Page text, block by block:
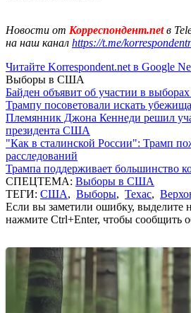
Новости от Корреспондент.netв
на наш канал https://t.me/
Читайте Korrespondent.net в Google
Выборы в США
Байден объявит об участии в
Трампу посоветовали искать
Племянник Джона Кеннеди решил
президента США
"Как в сталинской России": Трамп
расследований
Трампа поддерживает большинство
СПЕЦТЕМА: Выборы в США
ТЕГИ: США, Выборы, Техас,
Если вы заметили ошибку, выделите
нажмите Ctrl+Enter, чтобы сообщить